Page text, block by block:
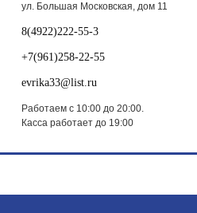
ул. Большая Московская, дом 11
8(4922)222-55-3
+7(961)258-22-55
evrika33@list.ru
Работаем с 10:00 до 20:00.
Касса работает до 19:00